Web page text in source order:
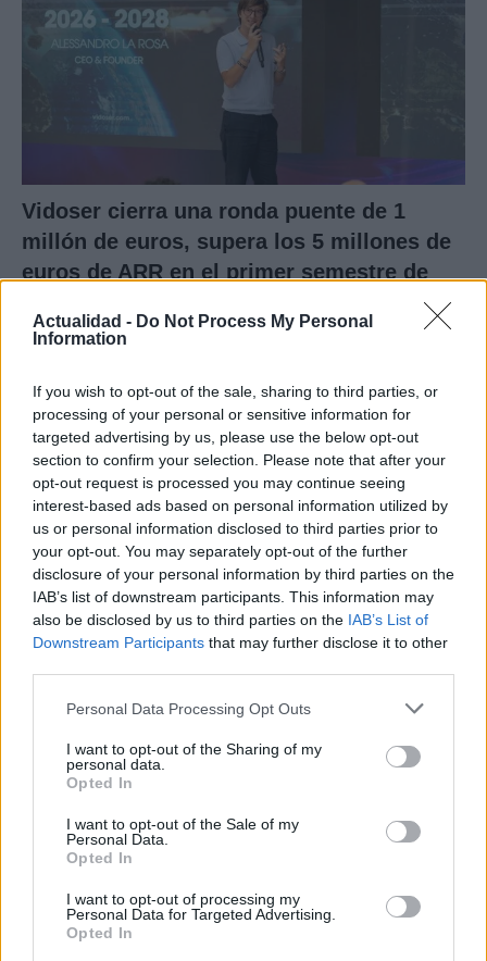
Actualidad - Do Not Process My Personal
Information
If you wish to opt-out of the sale, sharing to third parties, or
processing of your personal or sensitive information for
targeted advertising by us, please use the below opt-out
section to confirm your selection. Please note that after your
opt-out request is processed you may continue seeing
interest-based ads based on personal information utilized by
us or personal information disclosed to third parties prior to
your opt-out. You may separately opt-out of the further
disclosure of your personal information by third parties on the
IAB’s list of downstream participants. This information may
also be disclosed by us to third parties on the IAB’s List of
Downstream Participants that may further disclose it to other
Please note that this website/app uses one or more Google
not limited to your visit or usage behaviour. You may click to
grant or deny consent to Google and its third-party tags to
use your data for below specified purposes in below Google
consent section.
Personal Data Processing Opt Outs
I want to opt-out of the Sharing of my
personal data.
Opted In
I want to opt-out of the Sale of my
Personal Data.
Opted In
I want to opt-out of processing my
Personal Data for Targeted Advertising.
Opted In
Vidoser cierra una ronda puente de 1
millón de euros, supera los 5 millones de
euros de ARR en el primer semestre de
Marketing en España
CreationDose,…
ECONOMÍA
Cómo medir la productividad por hora
trabajada y por trabajador
Explora la productividad desde diferentes ángulos y su…
ECONOMÍA